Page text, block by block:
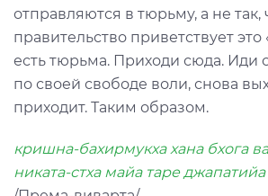
отправляются в тюрьму, а не так,
правительство приветствует это
есть тюрьма. Приходи сюда. Иди
по своей свободе воли, снова
приходит. Таким образом.
кришна-бахирмукха хана бхога
никата-стха майа таре